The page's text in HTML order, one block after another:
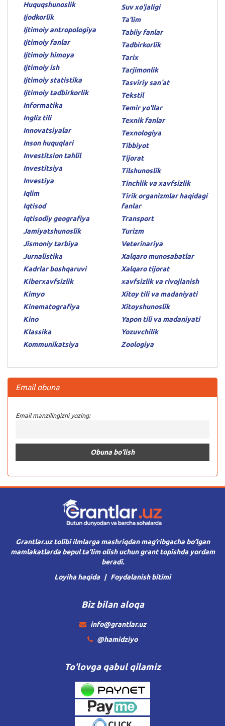
Huquqshunoslik
Ijodkorlik
Ijtimoiy antropologiya
Ijtimoiy fanlar
Ijtimoiy himoya
Ijtimoiy ish
Ijtimoiy statistika
Ijtimoiy tadbirkorlik
Informatika
Ingliz tili
Innovatsiyalar
Inson huquqlari
Investitsion tahlil
Investitsiya
Investiya
Iqlim
Iqtisod
Iqtisodiy geografiya
Jamiyatshunoslik
Jismoniy tarbiya
Jurnalistika
Kadrlar boshqaruvi
Kiberxavfsizlik
Kimyo
Kinematografiya
Kino
Klassika
Kommunikatsiya
Suv xo'jaligi
Ta'lim
Tabiiy fanlar
Tadbirkorlik
Tarix
Tarjimonlik
Tasviriy sanʼat
Tekstil
Temir yo'llar
Texnik fanlar
Texnologiya
Tibbiyot
Tijorat
Tilshunoslik
Tinchlik va xavfsizlik
Tirik organizmlar haqidagi
fanlar
Transport
Turizm
Veterinariya
Xalqaro munosabatlar
Xalqaro tijorat
xavfsizlik va rivojlanish
Xitoy tili va madaniyati
Xitoyshunoslik
Yapon tili va madaniyati
Yozuvchilik
Zoologiya
Email obuna
Email manzilingizni yozing:
Grantlar.uz tolibi ilmlarga mashriqdan mag’ribgacha bo’lgan
mamlakatlarda bepul ta’lim olish uchun grant topishda yordam
beradi.
Loyiha haqida
Foydalanish bitimi
Biz bilan aloqa
info@grantlar.uz
@hamidziyo
To'lovga qabul qilamiz